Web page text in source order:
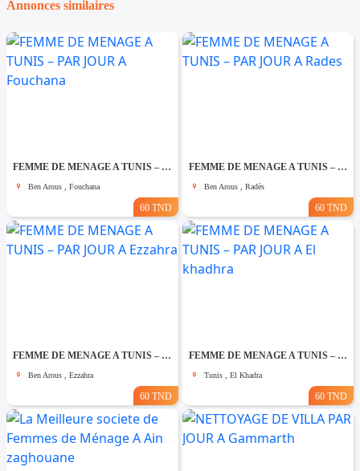
Annonces similaires
FEMME DE MENAGE A TUNIS – PAR JOUR A Fouchana
Ben Arous , Fouchana
60 TND
FEMME DE MENAGE A TUNIS – PAR JOUR A Rades
Ben Arous , Radès
60 TND
FEMME DE MENAGE A TUNIS – PAR JOUR A Ezzahra
Ben Arous , Ezzahra
60 TND
FEMME DE MENAGE A TUNIS – PAR JOUR A El khadhra
Tunis , El Khadra
60 TND